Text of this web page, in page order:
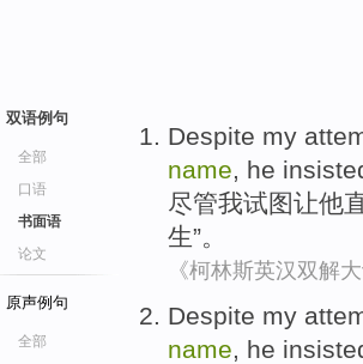
双语例句
全部
口语
书面语
论文
原声例句
全部
Despite my
name, he
尽管我试图让他
生”。
《柯林斯英汉双解大
Despite my
name, he